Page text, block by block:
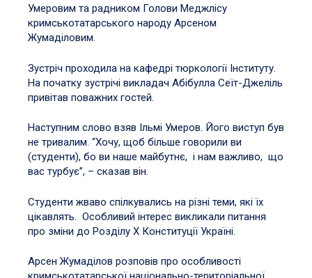
Умеровим та радником Голови Меджлісу
кримськотатарського народу Арсеном
Жумаділовим.
Зустріч проходила на кафедрі тюркології Інституту.
На початку зустрічі викладач Абібулла Сеїт-Джеліль
привітав поважних гостей.
Наступним слово взяв Ільмі Умеров. Його виступ був
не тривалим. “Хочу, щоб більше говорили ви
(студенти), бо ви наше майбутнє, і нам важливо, що
вас турбує”, – сказав він.
Студенти жваво спілкувались на різні теми, які їх
цікавлять. Особливий інтерес викликали питання
про зміни до Розділу Х Конституції Україні.
Арсен Жумаділов розповів про особливості